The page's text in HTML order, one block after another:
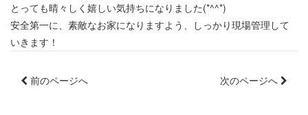
とっても晴々しく嬉しい気持ちになりました(*^^*)
安全第一に、素敵なお家になりますよう、しっかり現場管理して
いきます！
前のページへ 次のページへ